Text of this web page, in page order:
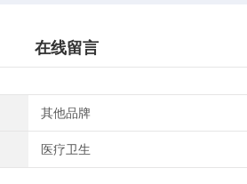
在线留言
其他品牌
医疗卫生